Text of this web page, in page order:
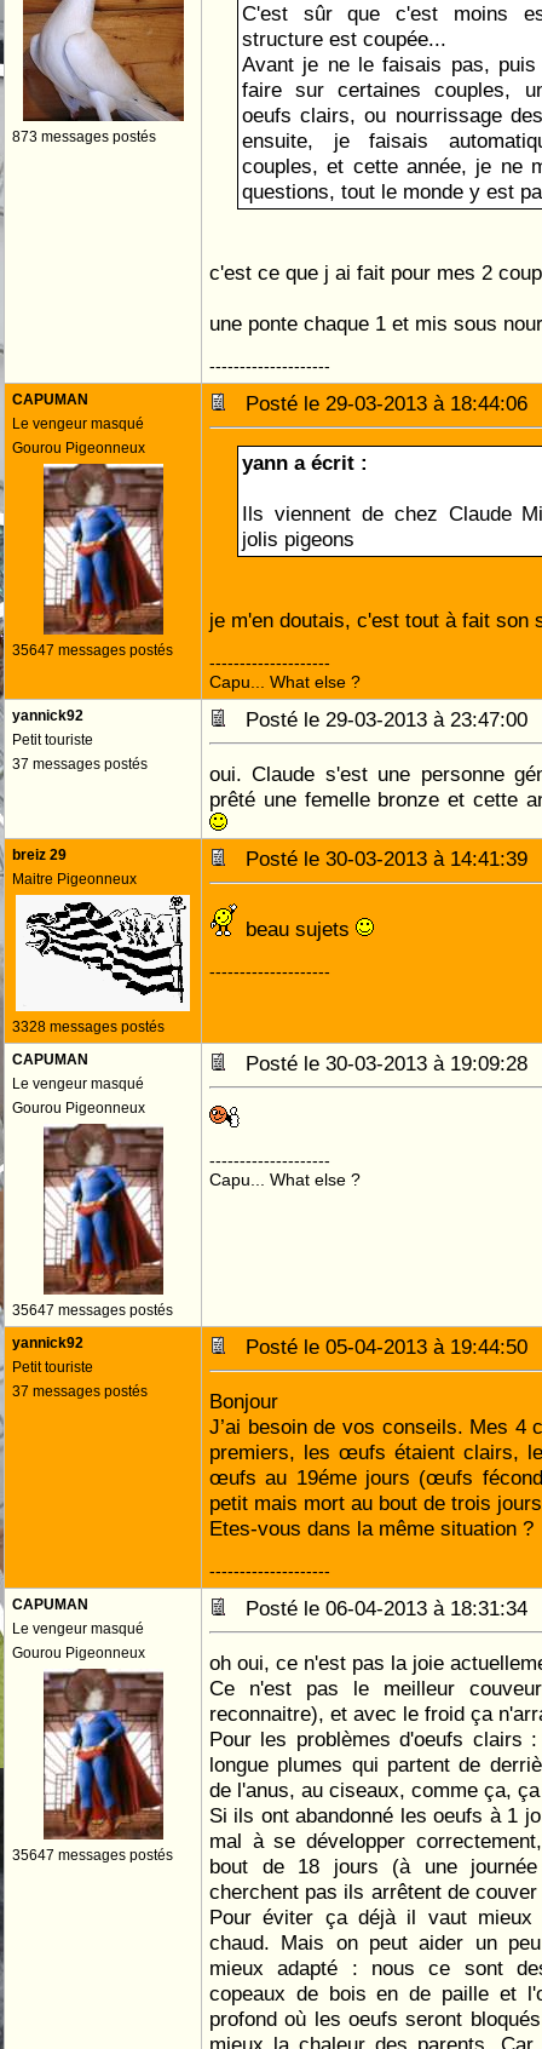
873 messages postés
C'est sûr que c'est moins
structure est coupée...
Avant je ne le faisais pas,
faire sur certaines couples,
oeufs clairs, ou nourrissage
ensuite, je faisais
couples, et cette année, je ne
questions, tout le monde y est
c'est ce que j ai fait pour mes 2
une ponte chaque 1 et mis sous
--------------------
CAPUMAN
Le vengeur masqué
Gourou Pigeonneux
35647 messages postés
Posté le 29-03-2013 à
yann a écrit :
Ils viennent de chez Claude
jolis pigeons
je m'en doutais, c'est tout à fait son
--------------------
Capu... What else ?
yannick92
Petit touriste
37 messages postés
Posté le 29-03-2013 à
oui. Claude s'est une personne
prêté une femelle bronze et cette
breiz 29
Maitre Pigeonneux
3328 messages postés
Posté le 30-03-2013 à
beau sujets
--------------------
CAPUMAN
Le vengeur masqué
Gourou Pigeonneux
35647 messages postés
Posté le 30-03-2013 à
--------------------
Capu... What else ?
yannick92
Petit touriste
37 messages postés
Posté le 05-04-2013 à
Bonjour
J’ai besoin de vos conseils. Mes 4
premiers, les œufs étaient clairs,
œufs au 19éme jours (œufs
petit mais mort au bout de trois
Etes-vous dans la même situation ?
--------------------
CAPUMAN
Le vengeur masqué
Gourou Pigeonneux
35647 messages postés
Posté le 06-04-2013 à
oh oui, ce n'est pas la joie
Ce n'est pas le meilleur
reconnaitre), et avec le froid ça
Pour les problèmes d'oeufs clairs
longue plumes qui partent de
de l'anus, au ciseaux, comme ça,
Si ils ont abandonné les oeufs à 1
mal à se développer
bout de 18 jours (à une
cherchent pas ils arrêtent de
Pour éviter ça déjà il vaut
chaud. Mais on peut aider un
mieux adapté : nous ce sont
copeaux de bois en de paille et
profond où les oeufs seront
mieux la chaleur des parents.